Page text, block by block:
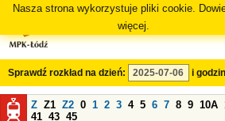
Nasza strona wykorzystuje pliki cookie.
więcej.
Sprawdź rozkład na dzień: i
Z Z1 Z2 0 1 2 3 4 5 6 7 8 9 10A
41 43 45